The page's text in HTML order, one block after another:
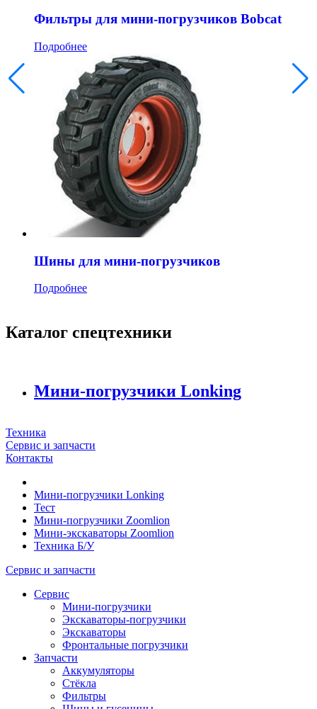
Фильтры для мини-погрузчиков Bobcat
Подробнее
Шины для мини-погрузчиков
Подробнее
Каталог спецтехники
Мини-погрузчики Lonking
Техника
Сервис и запчасти
Контакты
Мини-погрузчики Lonking
Тест
Мини-погрузчики Zoomlion
Мини-экскаваторы Zoomlion
Техника Б/У
Сервис и запчасти
Сервис
Мини-погрузчики
Экскаваторы-погрузчики
Экскаваторы
Фронтальные погрузчики
Запчасти
Аккумуляторы
Стёкла
Фильтры